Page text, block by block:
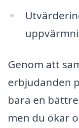
Genom att
erbjudanden
bara en
men du ökar